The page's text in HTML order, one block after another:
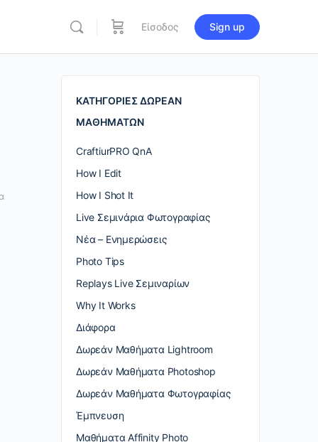
Είσοδος Sign up
ΚΑΤΗΓΟΡΙΕΣ ΔΩΡΕΑΝ
ΜΑΘΗΜΑΤΩΝ
CraftiurPRO QnA
How I Edit
How I Shot It
Live Σεμινάρια Φωτογραφίας
Nέα – Ενημερώσεις
Photo Tips
Replays Live Σεμιναρίων
Why It Works
Διάφορα
Δωρεάν Μαθήματα Lightroom
Δωρεάν Μαθήματα Photoshop
Δωρεάν Μαθήματα Φωτογραφίας
Έμπνευση
Μαθήματα Affinity Photo